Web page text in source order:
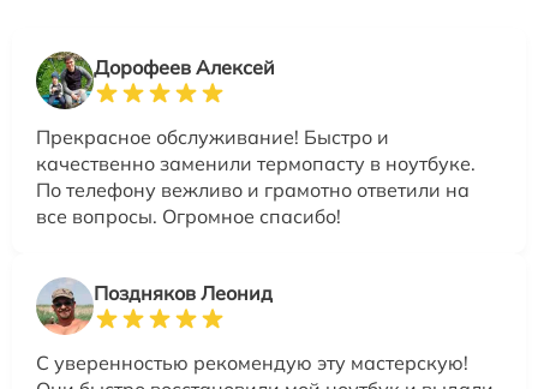
Дорофеев Алексей
Прекрасное обслуживание! Быстро и
качественно заменили термопасту в ноутбуке.
По телефону вежливо и грамотно ответили на
все вопросы. Огромное спасибо!
Поздняков Леонид
С уверенностью рекомендую эту мастерскую!